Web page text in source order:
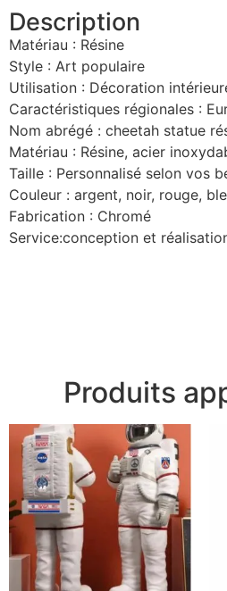
Description
Matériau : Résine
Style : Art populaire
Utilisation : Décoration
Caractéristiques régionales :
Nom abrégé : cheetah statue
Matériau : Résine, acier
Taille : Personnalisé selon vos
Couleur : argent, noir, rouge,
Fabrication : Chromé
Service:conception et
Produits